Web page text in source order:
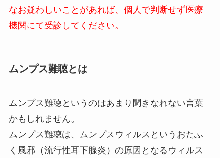
なお疑わしいことがあれば、個人で判断せず医療
機関にて受診してください。
ムンプス難聴とは
ムンプス難聴というのはあまり聞きなれない言葉
かもしれません。
ムンプス難聴は、ムンプスウィルスというおたふ
く風邪（流行性耳下腺炎）の原因となるウィルス